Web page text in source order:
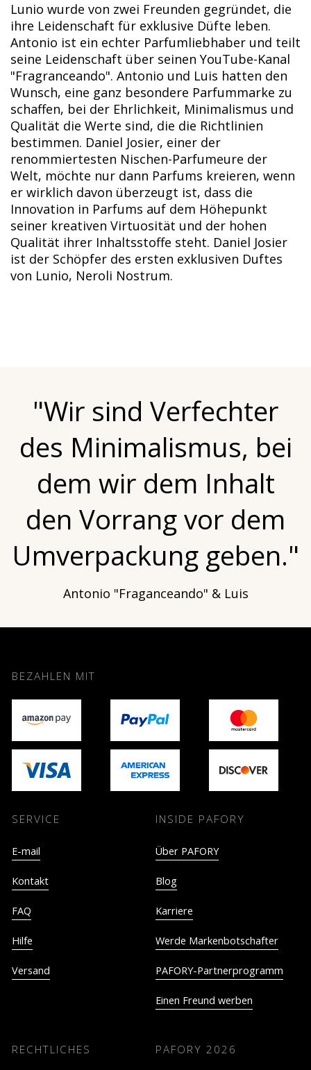
Lunio wurde von zwei Freunden gegründet, die
ihre Leidenschaft für exklusive Düfte leben.
Antonio ist ein echter Parfumliebhaber und teilt
seine Leidenschaft über seinen YouTube-Kanal
"Fragranceando". Antonio und Luis hatten den
Wunsch, eine ganz besondere Parfummarke zu
schaffen, bei der Ehrlichkeit, Minimalismus und
Qualität die Werte sind, die die Richtlinien
bestimmen. Daniel Josier, einer der
renommiertesten Nischen-Parfumeure der
Welt, möchte nur dann Parfums kreieren, wenn
er wirklich davon überzeugt ist, dass die
Innovation in Parfums auf dem Höhepunkt
seiner kreativen Virtuosität und der hohen
Qualität ihrer Inhaltsstoffe steht. Daniel Josier
ist der Schöpfer des ersten exklusiven Duftes
von Lunio, Neroli Nostrum.
"Wir sind Verfechter
des Minimalismus, bei
dem wir dem Inhalt
den Vorrang vor dem
Umverpackung geben."
Antonio "Fraganceando" & Luis
BEZAHLEN MIT
SERVICE
E-mail
Kontakt
FAQ
Hilfe
Versand
INSIDE PAFORY
Über PAFORY
Blog
Karriere
Werde Markenbotschafter
PAFORY-Partnerprogramm
Einen Freund werben
RECHTLICHES PAFORY 2026